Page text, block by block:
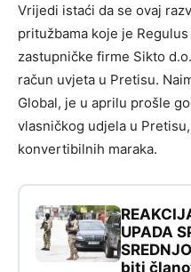
Vrijedi istaći da se ovaj
pritužbama koje je
zastupničke firme Sikto
račun uvjeta u Pretisu.
Global, je u aprilu prošle
vlasničkog udjela u
konvertibilnih maraka.
UPADA
biti